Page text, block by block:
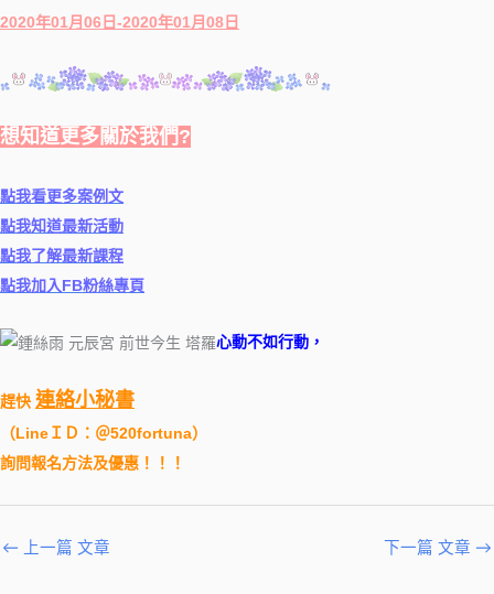
2020年01月06日-2020年01月08日
想知道更多關於我們?
點我看更多案例文
點我知道最新活動
點我了解最新課程
點我加入FB粉絲專頁
心動不如行動，
趕快 連絡小秘書
（LineＩＤ：＠520fortuna）
詢問報名方法及優惠！！！
← 上一篇 文章 下一篇 文章 →